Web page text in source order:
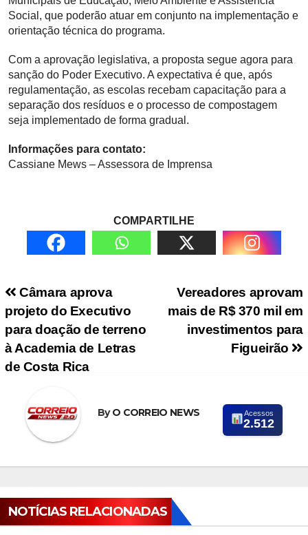
Social, que poderão atuar em conjunto na implementação e
orientação técnica do programa.
Com a aprovação legislativa, a proposta segue agora para
sanção do Poder Executivo. A expectativa é que, após
regulamentação, as escolas recebam capacitação para a
separação dos resíduos e o processo de compostagem
seja implementado de forma gradual.
Informações para contato:
Cassiane Mews – Assessora de Imprensa
COMPARTILHE
Navegação de PostVereadores aprovam
mais de R$ 370 mil em
investimentos para
Figueirão
Câmara aprova
projeto do Executivo
para doação de terreno
à Academia de Letras
de Costa Rica
ByO CORREIO NEWS Acessos
2.512
NOTÍCIAS RELACIONADAS